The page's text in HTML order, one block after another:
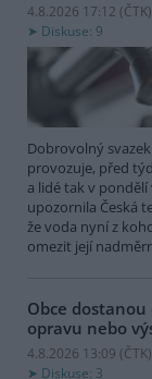
4.8.2026 17:12 (ČTK)
Diskuse: 9
Dobrovolný
provozuje, před
a lidé tak v
upozornila Česká
že voda nyní z
omezit její
Obce
opravu nebo
4.8.2026 13:09 (ČTK)
Diskuse: 3